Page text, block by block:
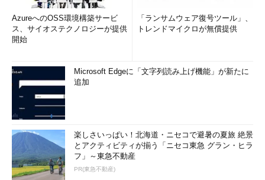
AzureへのOSS環境構築サービ
ス、サイオステクノロジーが提供
開始
「ランサムウェア復号ツール」、
トレンドマイクロが無償提供
Microsoft Edgeに「文字列読み上げ機能」が新たに
追加
楽しさいっぱい！北海道・ニセコで避暑の夏旅 絶景
とアクティビティが揃う「ニセコ東急 グラン・ヒラ
フ」～東急不動産
PR(東急不動産)